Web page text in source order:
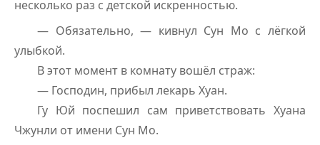
несколько раз с детской искренностью.
— Обязательно, — кивнул Сун Мо с лёгкой
улыбкой.
В этот момент в комнату вошёл страж:
— Господин, прибыл лекарь Хуан.
Гу Юй поспешил сам приветствовать Хуана
Чжунли от имени Сун Мо.